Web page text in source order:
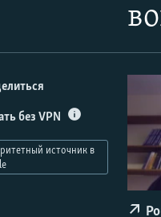
ВЕЩАНИЯ
без VPN
источник в